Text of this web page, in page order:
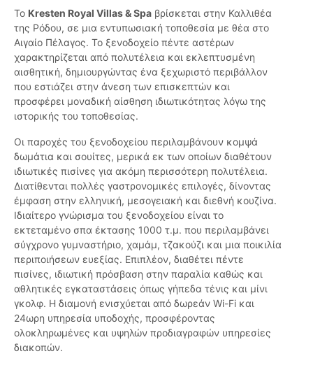
Το Kresten Royal Villas & Spa βρίσκεται στην Καλλιθέα
της Ρόδου, σε μια εντυπωσιακή τοποθεσία με θέα στο
Αιγαίο Πέλαγος. Το ξενοδοχείο πέντε αστέρων
χαρακτηρίζεται από πολυτέλεια και εκλεπτυσμένη
αισθητική, δημιουργώντας ένα ξεχωριστό περιβάλλον
που εστιάζει στην άνεση των επισκεπτών και
προσφέρει μοναδική αίσθηση ιδιωτικότητας λόγω της
ιστορικής του τοποθεσίας.
Οι παροχές του ξενοδοχείου περιλαμβάνουν κομψά
δωμάτια και σουίτες, μερικά εκ των οποίων διαθέτουν
ιδιωτικές πισίνες για ακόμη περισσότερη πολυτέλεια.
Διατίθενται πολλές γαστρονομικές επιλογές, δίνοντας
έμφαση στην ελληνική, μεσογειακή και διεθνή κουζίνα.
Ιδιαίτερο γνώρισμα του ξενοδοχείου είναι το
εκτεταμένο σπα έκτασης 1000 τ.μ. που περιλαμβάνει
σύγχρονο γυμναστήριο, χαμάμ, τζακούζι και μια ποικιλία
περιποιήσεων ευεξίας. Επιπλέον, διαθέτει πέντε
πισίνες, ιδιωτική πρόσβαση στην παραλία καθώς και
αθλητικές εγκαταστάσεις όπως γήπεδα τένις και μίνι
γκολφ. Η διαμονή ενισχύεται από δωρεάν Wi-Fi και
24ωρη υπηρεσία υποδοχής, προσφέροντας
ολοκληρωμένες και υψηλών προδιαγραφών υπηρεσίες
διακοπών.